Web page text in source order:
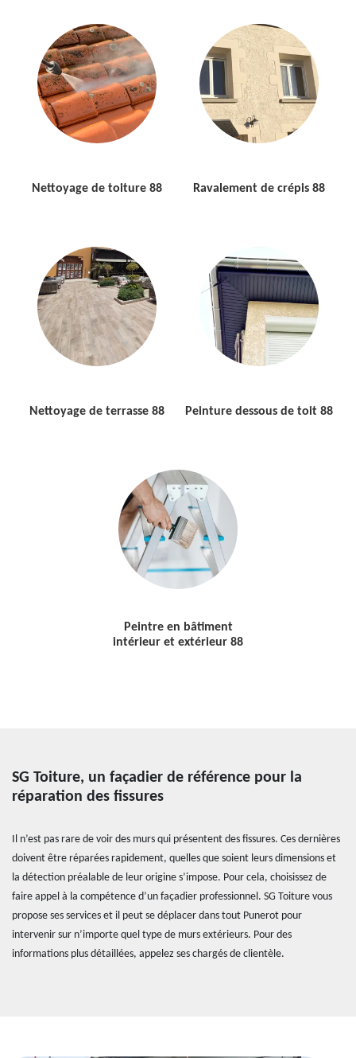
Nettoyage de toiture 88 Ravalement de crépis 88
Nettoyage de terrasse 88 Peinture dessous de toit 88
Peintre en bâtiment
intérieur et extérieur 88
SG Toiture, un façadier de référence pour la
réparation des fissures
Il n’est pas rare de voir des murs qui présentent des fissures. Ces dernières
doivent être réparées rapidement, quelles que soient leurs dimensions et
la détection préalable de leur origine s’impose. Pour cela, choisissez de
faire appel à la compétence d’un façadier professionnel. SG Toiture vous
propose ses services et il peut se déplacer dans tout Punerot pour
intervenir sur n’importe quel type de murs extérieurs. Pour des
informations plus détaillées, appelez ses chargés de clientèle.